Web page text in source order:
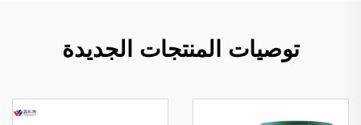
توصيات المنتجات الجديدة